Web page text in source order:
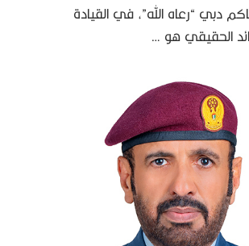
دبي “رعاه الله”، في القيادة
الحقيقي هو …